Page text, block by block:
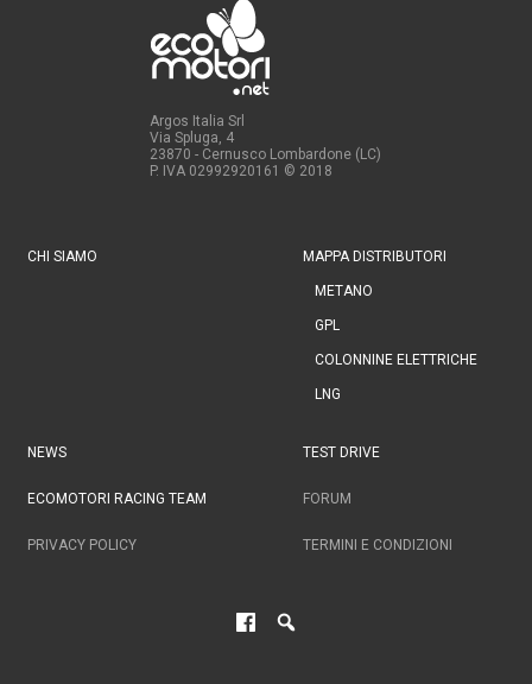
Argos Italia Srl
Via Spluga, 4
23870 - Cernusco Lombardone (LC)
P. IVA 02992920161 © 2018
CHI SIAMO MAPPA DISTRIBUTORI
METANO
GPL
COLONNINE ELETTRICHE
LNG
NEWS TEST DRIVE
ECOMOTORI RACING TEAM FORUM
PRIVACY POLICY TERMINI E CONDIZIONI